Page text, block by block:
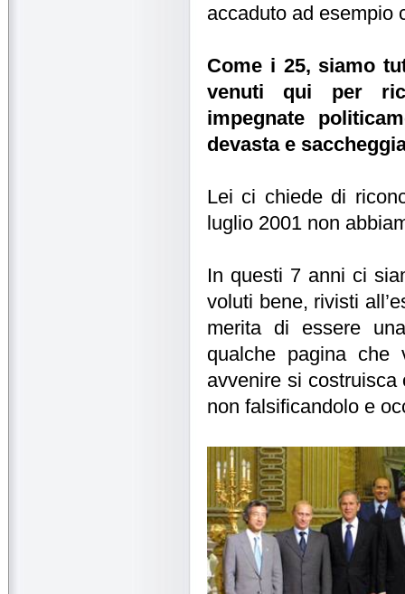
accaduto ad esempio
Come i 25, siamo
venuti qui per
impegnate
devasta e
Lei ci chiede di
luglio 2001 non
In questi 7 anni ci
voluti bene, rivisti
merita di essere
qualche pagina che
avvenire si
non falsificandolo e